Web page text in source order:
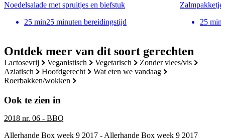
Ontdek meer van dit soort gerechten
lactosevrij veganistisch vegetarisch
zonder vlees/vis
aziatisch
hoofdgerecht
wat eten we vandaag
roerbakken/wokken
Ook te zien in
2018 nr. 06 - BBQ
Allerhande Box week 9 2017 - Allerhande Box week 9 2017
Noedelsalade met spruitjes en biefstuk
25 min25 minuten bereidingstijd
Zalmpakketje
25 min